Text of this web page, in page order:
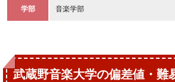
学部 音楽学部
武蔵野音楽大学の偏差値・難